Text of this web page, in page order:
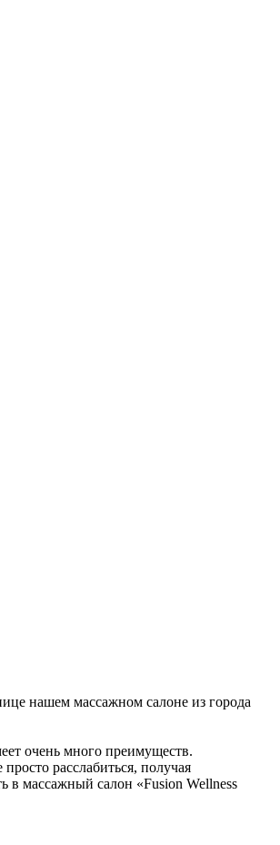
нашем массажном салоне из города
очень много преимуществ.
расслабиться, получая
в массажный салон «Fusion Wellness